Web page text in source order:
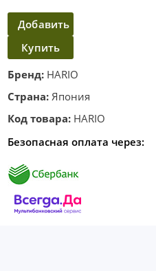
Добавить
в
корзину
Купить
в один
клик
Бренд: HARIO
Страна: Япония
Код товара: HARIO
Безопасная оплата через: